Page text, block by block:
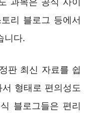
리 블로그 등에서
니다.
판 최신 자료를 쉽
형태로 편의성도
블로그들은 편리